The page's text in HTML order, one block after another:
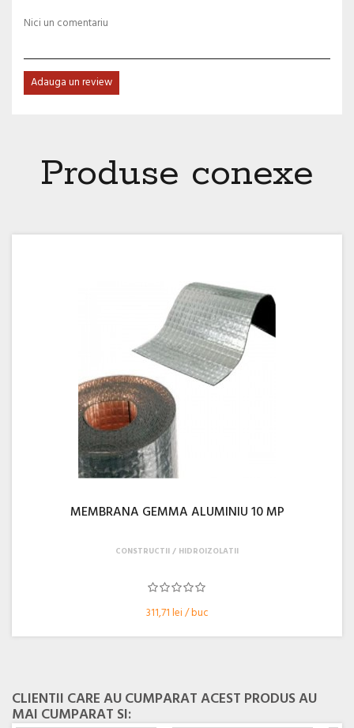
Nici un comentariu
Adauga un review
Produse conexe
MEMBRANA GEMMA ALUMINIU 10 MP
311,71 lei / buc
CONSTRUCTII HIDROIZOLATII
CLIENTII CARE AU CUMPARAT ACEST PRODUS AU
MAI CUMPARAT SI: